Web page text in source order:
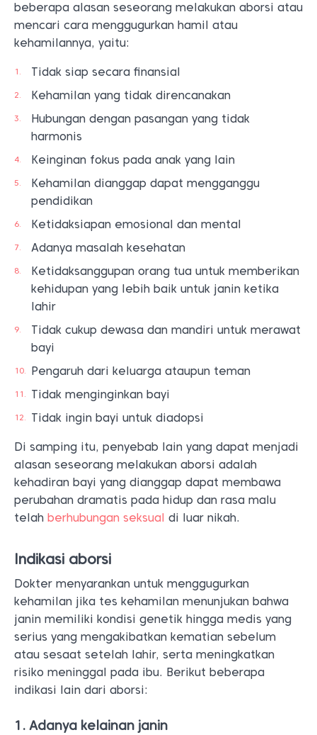
beberapa alasan seseorang melakukan aborsi atau
mencari cara menggugurkan hamil atau
kehamilannya, yaitu:
Tidak siap secara finansial
Kehamilan yang tidak direncanakan
Hubungan dengan pasangan yang tidak
harmonis
Keinginan fokus pada anak yang lain
Kehamilan dianggap dapat mengganggu
pendidikan
Ketidaksiapan emosional dan mental
Adanya masalah kesehatan
Ketidaksanggupan orang tua untuk memberikan
kehidupan yang lebih baik untuk janin ketika
lahir
Tidak cukup dewasa dan mandiri untuk merawat
bayi
Pengaruh dari keluarga ataupun teman
Tidak menginginkan bayi
Tidak ingin bayi untuk diadopsi
Di samping itu, penyebab lain yang dapat menjadi
alasan seseorang melakukan aborsi adalah
kehadiran bayi yang dianggap dapat membawa
perubahan dramatis pada hidup dan rasa malu
telah berhubungan seksual di luar nikah.
Indikasi aborsi
Dokter menyarankan untuk menggugurkan
kehamilan jika tes kehamilan menunjukan bahwa
janin memiliki kondisi genetik hingga medis yang
serius yang mengakibatkan kematian sebelum
atau sesaat setelah lahir, serta meningkatkan
risiko meninggal pada ibu. Berikut beberapa
indikasi lain dari aborsi:
1. Adanya kelainan janin